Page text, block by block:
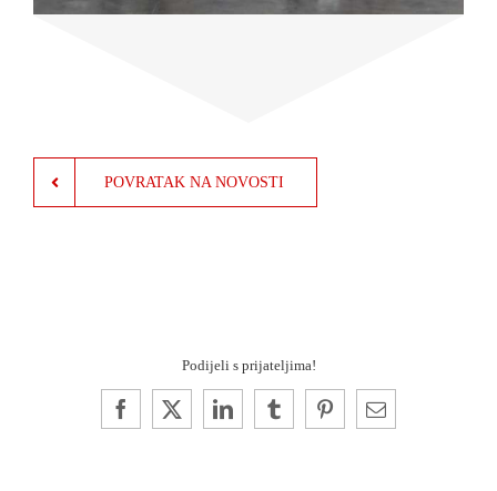
POVRATAK NA NOVOSTI
Podijeli s prijateljima!
Facebook
X LinkedInTumblrPinterestEmail: